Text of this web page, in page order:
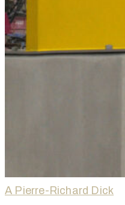
A Pierre-Richard Dick